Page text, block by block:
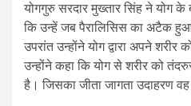
योगगुरु सरदार मुख्तार सिंह ने योग के
कि उन्हें जब पैरालिसिस का अटैक हुआ
उपरांत उन्होंने योग द्वारा अपने शरीर
उन्होंने कहा कि योग से शरीर को
है। जिसका जीता जागता उदाहरण